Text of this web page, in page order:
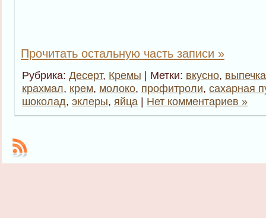
Прочитать остальную часть записи »
Рубрика: Десерт, Кремы | Метки: вкусно, выпечка
крахмал, крем, молоко, профитроли, сахарная
шоколад, эклеры, яйца | Нет комментариев »